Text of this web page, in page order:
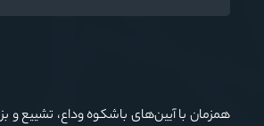
همزمان با آیین‌های باشکوه وداع، تشییع و